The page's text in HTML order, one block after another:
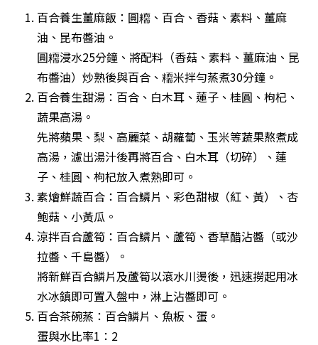
百合養生薑麻飯：圓糥、百合、香菇、素料、薑麻
油、昆布醬油。
圓糥浸水25分鐘、將配料（香菇、素料、薑麻油、昆
布醬油）炒熟後與百合、糥米拌勻蒸煮30分鐘。
百合養生甜湯：百合、白木耳、蓮子、桂圓、枸杞、
蔬果高湯。
先將蘋果、梨、高麗菜、胡蘿蔔、玉米等蔬果熬煮成
高湯，濾出湯汁後再將百合、白木耳（切碎）、蓮
子、桂圓、枸杞放入煮熟即可。
素燴鮮蔬百合：百合鱗片、彩色甜椒（紅、黃）、杏
鮑菇、小黃瓜。
涼拌百合蘆筍：百合鱗片、蘆筍、香草醋沾醬（或沙
拉醬、千島醬）。
將新鮮百合鱗片及蘆筍以滾水川燙後，迅速撈起用冰
水冰鎮即可置入盤中，淋上沾醬即可。
百合茶碗蒸：百合鱗片、魚板、蛋。
蛋與水比率1：2